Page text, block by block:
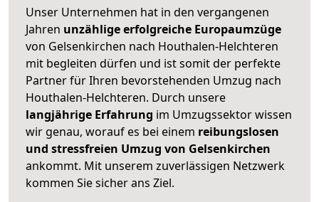
Unser Unternehmen hat in den vergangenen
Jahren unzählige erfolgreiche Europaumzüge
von Gelsenkirchen nach Houthalen-Helchteren
mit begleiten dürfen und ist somit der perfekte
Partner für Ihren bevorstehenden Umzug nach
Houthalen-Helchteren. Durch unsere
langjährige Erfahrung im Umzugssektor wissen
wir genau, worauf es bei einem reibungslosen
und stressfreien Umzug von Gelsenkirchen
ankommt. Mit unserem zuverlässigen Netzwerk
kommen Sie sicher ans Ziel.